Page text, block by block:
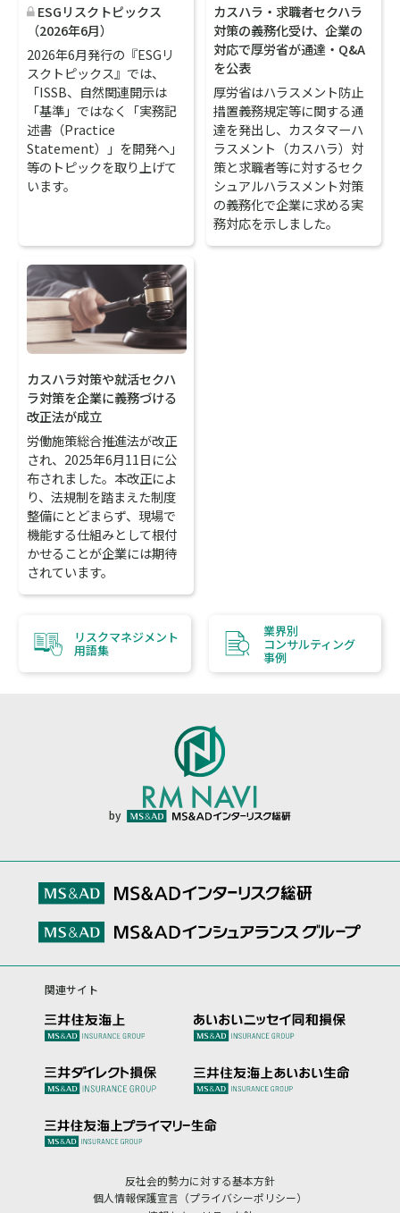
ESGリスクトピックス
（2026年6月）
2026年6月発行の『ESGリ
スクトピックス』では、
「ISSB、自然関連開示は
「基準」ではなく「実務記
述書（Practice
Statement）」を開発へ」
等のトピックを取り上げて
います。
カスハラ・求職者セクハラ
対策の義務化受け、企業の
対応で厚労省が通達・Q&A
を公表
厚労省はハラスメント防止
措置義務規定等に関する通
達を発出し、カスタマーハ
ラスメント（カスハラ）対
策と求職者等に対するセク
シュアルハラスメント対策
の義務化で企業に求める実
務対応を示しました。
カスハラ対策や就活セクハ
ラ対策を企業に義務づける
改正法が成立
労働施策総合推進法が改正
され、2025年6月11日に公
布されました。本改正によ
り、法規制を踏まえた制度
整備にとどまらず、現場で
機能する仕組みとして根付
かせることが企業には期待
されています。
リスクマネジメント
用語集
業界別
コンサルティング
事例
by
関連サイト
反社会的勢力に対する基本方針
個人情報保護宣言（プライバシーポリシー）